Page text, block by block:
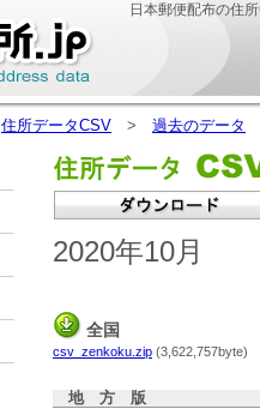
日本郵便配布の住
住所データCSV > 過去のデータ
2020年10月
全国
csv_zenkoku.zip (3,622,757byte)
地 方 版